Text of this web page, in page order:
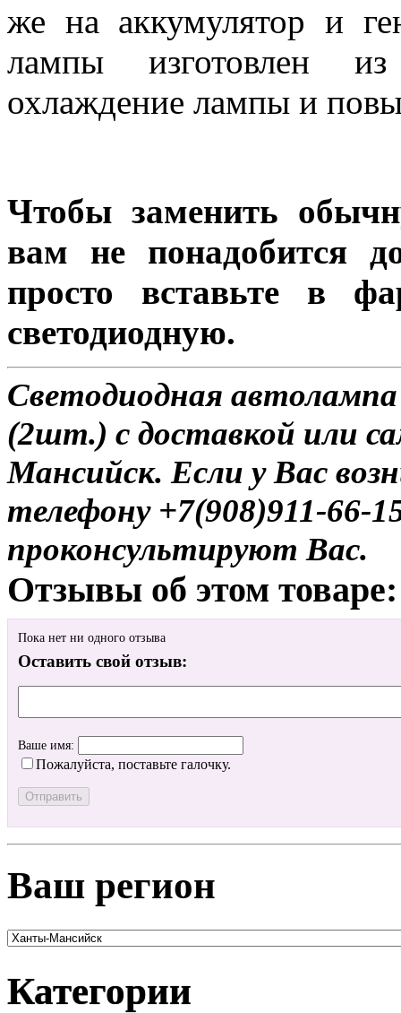
же на аккумулятор и
лампы изготовлен
охлаждение лампы и
Чтобы заменить
вам не понадобится
просто вставьте в
светодиодную.
Светодиодная
(2шт.) с доставкой или
Мансийск. Если у Вас
телефону +7(908)911-
проконсультируют Вас.
Отзывы об этом товаре:
Пока нет ни одного отзыва
Оставить свой отзыв:
Ваше имя:
Пожалуйста, поставьте галочку.
Ваш регион
Категории